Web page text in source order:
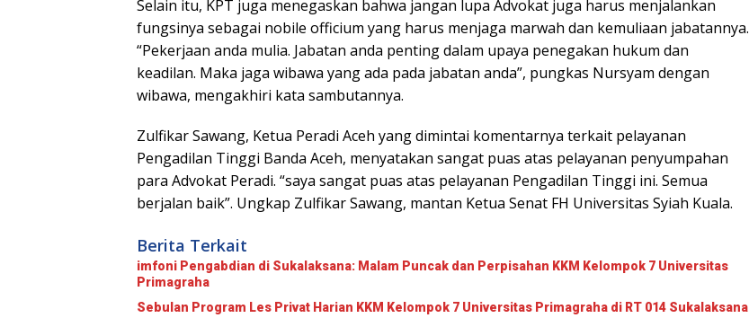
Selain itu, KPT juga menegaskan bahwa jangan lupa Advokat juga harus menjalankan
fungsinya sebagai nobile officium yang harus menjaga marwah dan kemuliaan jabatannya.
“Pekerjaan anda mulia. Jabatan anda penting dalam upaya penegakan hukum dan
keadilan. Maka jaga wibawa yang ada pada jabatan anda”, pungkas Nursyam dengan
wibawa, mengakhiri kata sambutannya.
Zulfikar Sawang, Ketua Peradi Aceh yang dimintai komentarnya terkait pelayanan
Pengadilan Tinggi Banda Aceh, menyatakan sangat puas atas pelayanan penyumpahan
para Advokat Peradi. “saya sangat puas atas pelayanan Pengadilan Tinggi ini. Semua
berjalan baik”. Ungkap Zulfikar Sawang, mantan Ketua Senat FH Universitas Syiah Kuala.
Berita Terkait
imfoni Pengabdian di Sukalaksana: Malam Puncak dan Perpisahan KKM Kelompok 7 Universitas
Primagraha
Sebulan Program Les Privat Harian KKM Kelompok 7 Universitas Primagraha di RT 014 Sukalaksana